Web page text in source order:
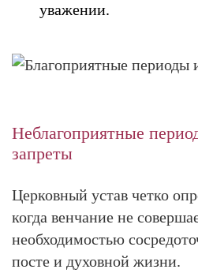
уважении.
Неблагоприятные
запреты
Церковный устав четко
когда венчание не
необходимостью
посте и духовной жизни.